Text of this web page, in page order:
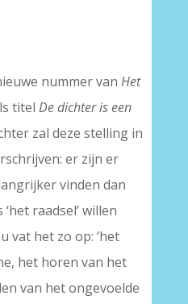
nummer van Het
titel De dichter is een
zal deze stelling in
er zijn er
vinden dan
raadsel’ willen
vat het zo op: ‘het
het horen van het
van het ongevoelde